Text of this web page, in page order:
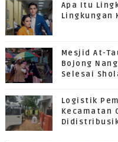
Apa Itu
Lingkungan
Mesjid At-
Bojong
Selesai
Logistik
Kecamatan